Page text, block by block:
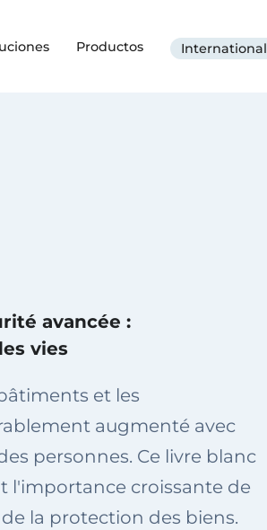
Productos International
avancée :
vies
et les
augmenté avec
personnes. Ce livre blanc
l'importance croissante de
la protection des biens.